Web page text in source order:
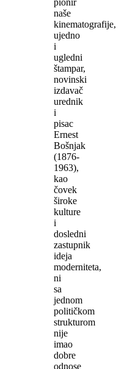
pionir
naše
kinematografije,
ujedno
i
ugledni
štampar,
novinski
izdavač
urednik
i
pisac
Ernest
Bošnjak
(1876-
1963),
kao
čovek
široke
kulture
i
dosledni
zastupnik
ideja
moderniteta,
ni
sa
jednom
političkom
strukturom
nije
imao
dobre
odnose